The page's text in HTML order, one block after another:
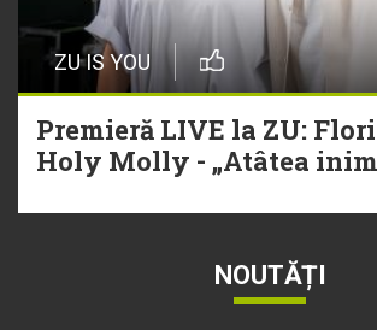
ZU IS YOU
Premieră LIVE la ZU:
Holy Molly - „Atâtea
NOUTĂȚI